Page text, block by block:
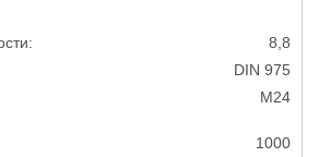
8,8
DIN 975
М24
1000